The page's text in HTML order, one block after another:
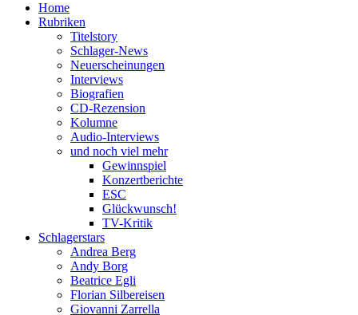
Home
Rubriken
Titelstory
Schlager-News
Neuerscheinungen
Interviews
Biografien
CD-Rezension
Kolumne
Audio-Interviews
und noch viel mehr
Gewinnspiel
Konzertberichte
ESC
Glückwunsch!
TV-Kritik
Schlagerstars
Andrea Berg
Andy Borg
Beatrice Egli
Florian Silbereisen
Giovanni Zarrella